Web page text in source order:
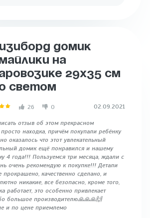
ДОМИК
НА
29Х35 СМ
СВЕТОМ
26 0 02.09.2021
отзыв об этом прекрасном
находка, причём покупали ребёнку
оказалось что этот увлекательный
домик ещё понравился и нашему
4 года!!! Пользуемся три месяца, ждали с
очень рекомендую к покупке!!! Детали
прокрашено, качественно сделано, и
никакие, все безопасно, кроме того,
работает, это особенно привлекает
большое производителю🙏🙏🙏🙌
и по цене приемлемо